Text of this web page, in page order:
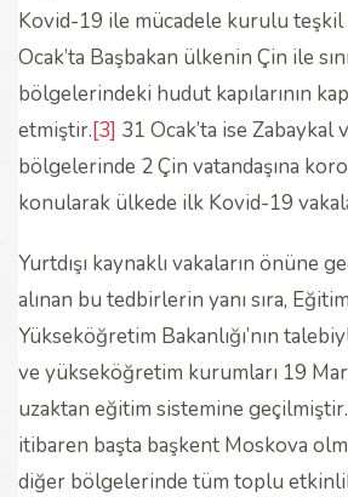
Kovid-19 ile mücadele kurulu
Ocak’ta Başbakan ülkenin Çin ile
bölgelerindeki hudut kapılarının
etmiştir.[3] 31 Ocak’ta ise Zabaykal
bölgelerinde 2 Çin vatandaşına
konularak ülkede ilk Kovid-19
Yurtdışı kaynaklı vakaların önüne
alınan bu tedbirlerin yanı sıra,
Yükseköğretim Bakanlığı’nın
ve yükseköğretim kurumları 19
uzaktan eğitim sistemine geçilmiştir.
itibaren başta başkent Moskova
diğer bölgelerinde tüm toplu